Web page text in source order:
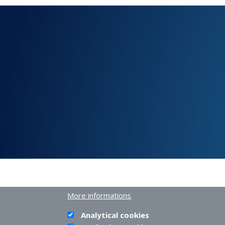
More informations
Analytical cookies